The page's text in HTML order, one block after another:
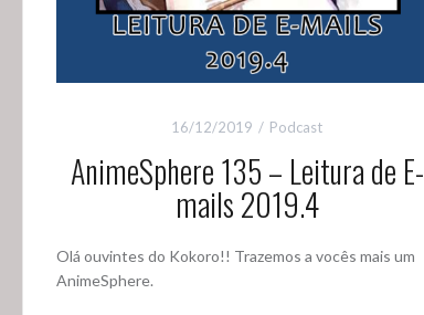
16/12/2019 Podcast
AnimeSphere 135 – Leitura de E-
mails 2019.4
Olá ouvintes do Kokoro!! Trazemos a vocês mais um
AnimeSphere.